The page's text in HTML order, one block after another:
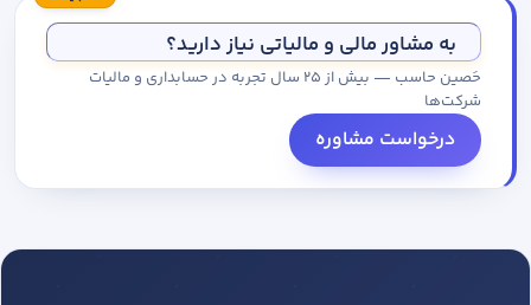
به مشاور مالی و مالیاتی نیاز دارید؟
حَصین حاسب — بیش از ۲۵ سال تجربه در حسابداری و مالیات
شرکت‌ها
درخواست مشاوره